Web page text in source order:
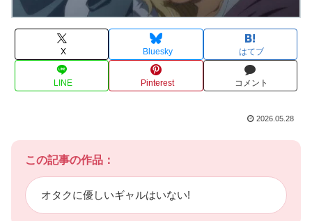
X Bluesky はてブ
LINE Pinterest コメント
2026.05.28
この記事の作品：
オタクに優しいギャルはいない!